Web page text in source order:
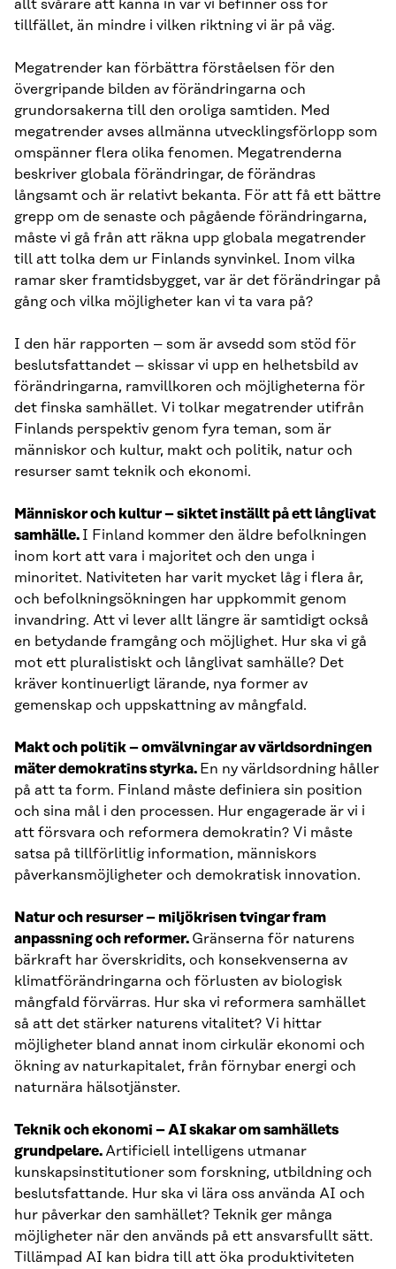
allt svårare att känna in var vi befinner oss för
tillfället, än mindre i vilken riktning vi är på väg.
Megatrender kan förbättra förståelsen för den
övergripande bilden av förändringarna och
grundorsakerna till den oroliga samtiden. Med
megatrender avses allmänna utvecklingsförlopp som
omspänner flera olika fenomen. Megatrenderna
beskriver globala förändringar, de förändras
långsamt och är relativt bekanta. För att få ett bättre
grepp om de senaste och pågående förändringarna,
måste vi gå från att räkna upp globala megatrender
till att tolka dem ur Finlands synvinkel. Inom vilka
ramar sker framtidsbygget, var är det förändringar på
gång och vilka möjligheter kan vi ta vara på?
I den här rapporten – som är avsedd som stöd för
beslutsfattandet – skissar vi upp en helhetsbild av
förändringarna, ramvillkoren och möjligheterna för
det finska samhället. Vi tolkar megatrender utifrån
Finlands perspektiv genom fyra teman, som är
människor och kultur, makt och politik, natur och
resurser samt teknik och ekonomi.
Människor och kultur – siktet inställt på ett långlivat
samhälle. I Finland kommer den äldre befolkningen
inom kort att vara i majoritet och den unga i
minoritet. Nativiteten har varit mycket låg i flera år,
och befolkningsökningen har uppkommit genom
invandring. Att vi lever allt längre är samtidigt också
en betydande framgång och möjlighet. Hur ska vi gå
mot ett pluralistiskt och långlivat samhälle? Det
kräver kontinuerligt lärande, nya former av
gemenskap och uppskattning av mångfald.
Makt och politik – omvälvningar av världsordningen
mäter demokratins styrka. En ny världsordning håller
på att ta form. Finland måste definiera sin position
och sina mål i den processen. Hur engagerade är vi i
att försvara och reformera demokratin? Vi måste
satsa på tillförlitlig information, människors
påverkansmöjligheter och demokratisk innovation.
Natur och resurser – miljökrisen tvingar fram
anpassning och reformer. Gränserna för naturens
bärkraft har överskridits, och konsekvenserna av
klimatförändringarna och förlusten av biologisk
mångfald förvärras. Hur ska vi reformera samhället
så att det stärker naturens vitalitet? Vi hittar
möjligheter bland annat inom cirkulär ekonomi och
ökning av naturkapitalet, från förnybar energi och
naturnära hälsotjänster.
Teknik och ekonomi – AI skakar om samhällets
grundpelare. Artificiell intelligens utmanar
kunskapsinstitutioner som forskning, utbildning och
beslutsfattande. Hur ska vi lära oss använda AI och
hur påverkar den samhället? Teknik ger många
möjligheter när den används på ett ansvarsfullt sätt.
Tillämpad AI kan bidra till att öka produktiviteten